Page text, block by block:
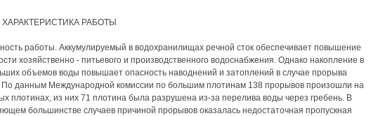
РАБОТЫ
работы. Аккумулируемый в водохранилищах речной сток обеспечивает повышение
хозяйственно - питьевого и производственного водоснабжения. Однако накопление в
объемов воды повышает опасность наводнений и затоплений в случае прорыва
По данным Международной комиссии по большим плотинам 138 прорывов произошли на
плотинах, из них 71 плотина была разрушена из-за перелива воды через гребень. В
большинстве случаев причиной прорывов оказалась недостаточная пропускная